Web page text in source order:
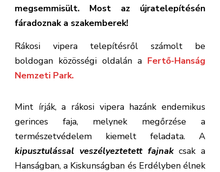
megsemmisült. Most az újratelepítésén
fáradoznak a szakemberek!
Rákosi vipera telepítésről számolt be
boldogan közösségi oldalán a Fertő-Hanság
Nemzeti Park.
Mint írják, a rákosi vipera hazánk endemikus
gerinces faja, melynek megőrzése a
természetvédelem kiemelt feladata. A
kipusztulással veszélyeztetett fajnak csak a
Hanságban, a Kiskunságban és Erdélyben élnek